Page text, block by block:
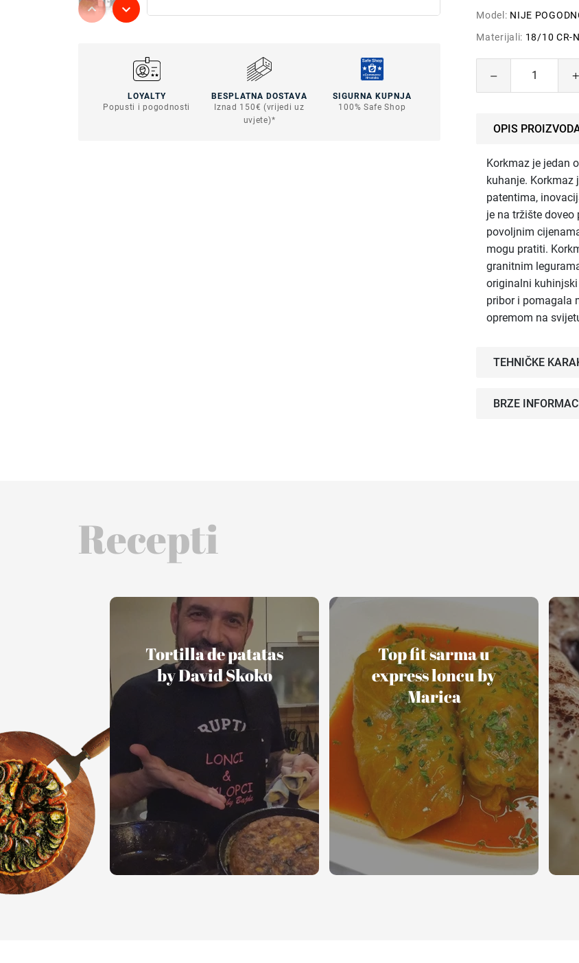
LOYALTY
Popusti i pogodnosti
BESPLATNA DOSTAVA
Iznad 150€ (vrijedi uz
uvjete)*
SIGURNA KUPNJA
100% Safe Shop
Model: NIJE
Materijali: 18/10 CR-
OPIS
Korkmaz je jedan
kuhanje. Korkmaz
patentima,
je na tržište
povoljnim
mogu pratiti.
granitnim
originalni
pribor i pomagala
opremom na
TEHNIČKE
BRZE
Recepti
Tortilla de patatas
by David Skoko
Top fit sarma u
express loncu by
Marica